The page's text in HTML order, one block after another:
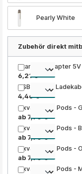
Pearly White
Zubehör direkt
Xtar USB Adapter 5V
6,21 €
USB 2.0 Typ
4,46 €
Oxva Artio 2 Pods -
ab 7,90 €
Oxva Artio 2 Pods -
ab 7,90 €
Oxva Artio 2 Pods -
ab 7,90 €
Oxva Artio 2 Pods -